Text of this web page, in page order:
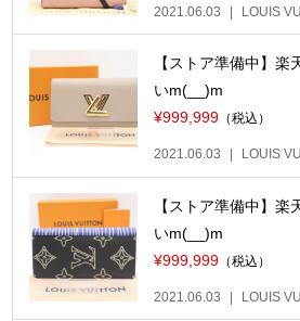
2021.06.03 LOUIS
【ストア準備中】楽
いm(__)m
¥999,999 （税込）
2021.06.03 LOUIS
【ストア準備中】楽
いm(__)m
¥999,999 （税込）
2021.06.03 LOUIS